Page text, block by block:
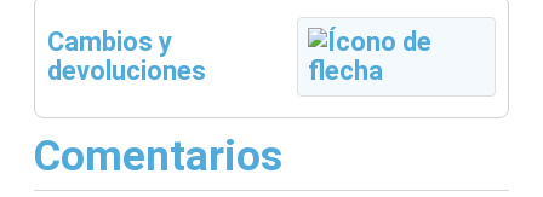
Cambios y
devoluciones
Comentarios